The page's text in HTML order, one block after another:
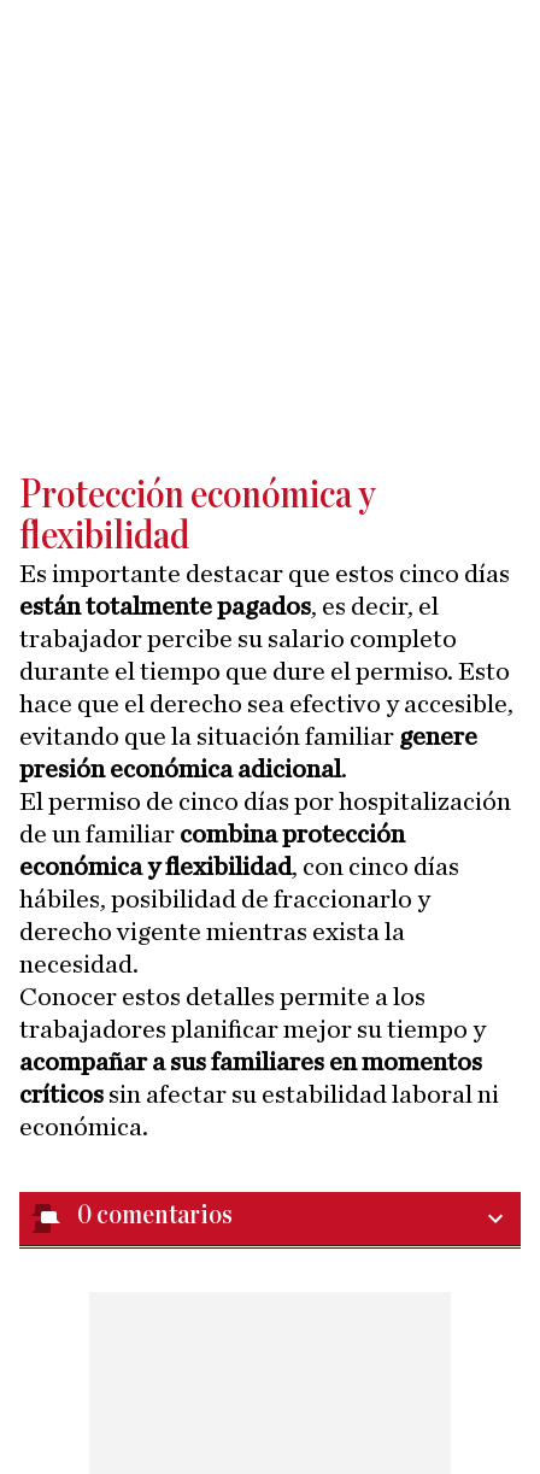
Protección económica y
flexibilidad
Es importante destacar que estos cinco días
están totalmente pagados, es decir, el
trabajador percibe su salario completo
durante el tiempo que dure el permiso. Esto
hace que el derecho sea efectivo y accesible,
evitando que la situación familiar genere
presión económica adicional.
El permiso de cinco días por hospitalización
de un familiar combina protección
económica y flexibilidad, con cinco días
hábiles, posibilidad de fraccionarlo y
derecho vigente mientras exista la
necesidad.
Conocer estos detalles permite a los
trabajadores planificar mejor su tiempo y
acompañar a sus familiares en momentos
críticos sin afectar su estabilidad laboral ni
económica.
0 comentarios